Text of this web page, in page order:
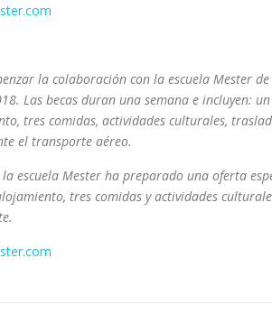
la colaboración con la escuela Mester
Las becas duran una semana e incluyen:
tres comidas, actividades culturales,
el transporte aéreo.
escuela Mester ha preparado una oferta
tres comidas y actividades